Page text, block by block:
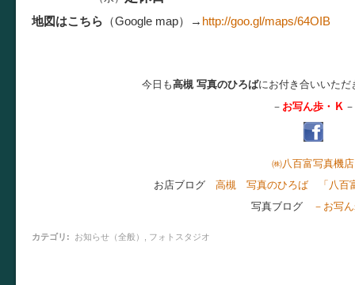
地図はこちら （Google map） → http://goo.gl/maps/64OIB
今日も高槻 写真のひろばにお付き合いいただ
－ お写ん歩・ Ｋ －
㈱八百富写真機店
お店ブログ 高槻 写真のひろば 「八百
写真ブログ
－お写
カテゴリ : お知らせ（全般） フォトスタジオ